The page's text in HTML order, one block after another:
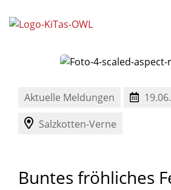
Aktuelle Meldungen
Salzkotten-Verne
Buntes fröhliches